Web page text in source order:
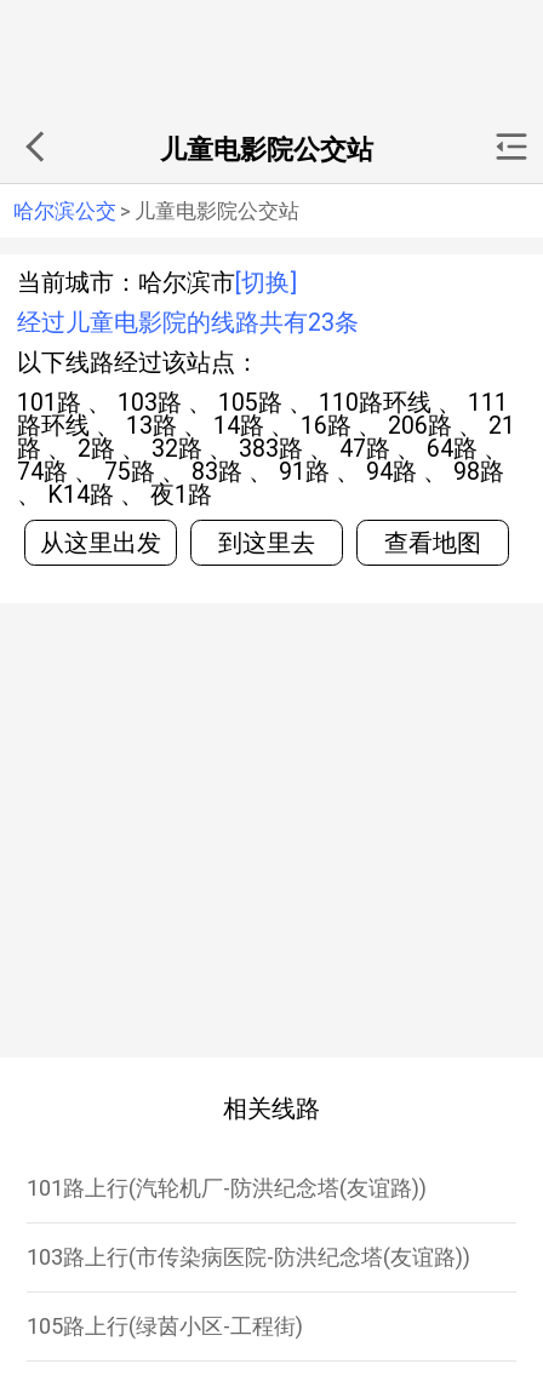
儿童电影院公交站
哈尔滨公交 > 儿童电影院公交站
当前城市：哈尔滨市 [切换]
经过儿童电影院的线路共有23条
以下线路经过该站点：
101路 、 103路 、 105路 、 110路环线 、 111
路环线 、 13路 、 14路 、 16路 、 206路 、 21
路 、 2路 、 32路 、 383路 、 47路 、 64路 、
74路 、 75路 、 83路 、 91路 、 94路 、 98路
、 K14路 、 夜1路
从这里出发
到这里去 查看地图
相关线路
101路上行(汽轮机厂-防洪纪念塔(友谊路))
103路上行(市传染病医院-防洪纪念塔(友谊路))
105路上行(绿茵小区-工程街)